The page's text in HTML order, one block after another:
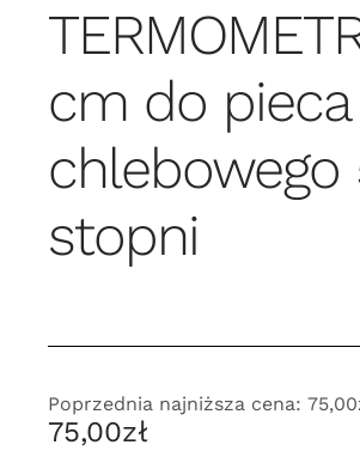
cm do pieca
chlebowego
stopni
75,00zł
Poprzednia najniższa cena: 75,00